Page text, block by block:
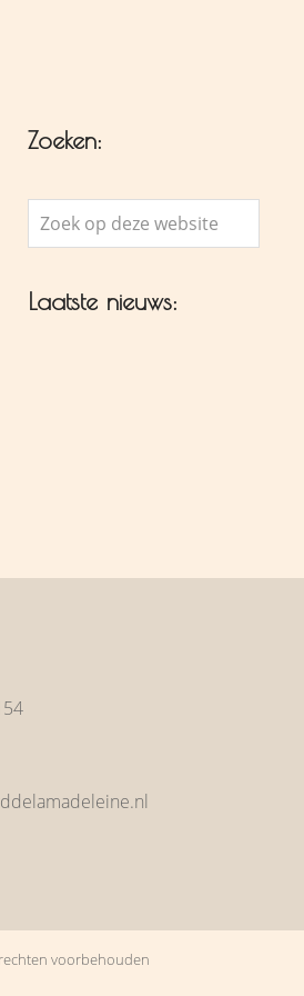
Zoeken:
Zoek
op
website
Laatste nieuws:
rechten voorbehouden